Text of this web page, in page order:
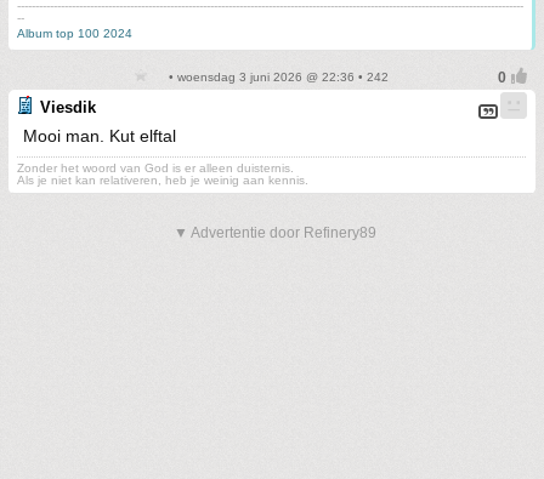
-------------------------------------------------------------------------------------------------------------------------------------------
--
Album top 100 2024
• woensdag 3 juni 2026 @ 22:36 • 242
Viesdik
Mooi man. Kut elftal
Zonder het woord van God is er alleen duisternis.
Als je niet kan relativeren, heb je weinig aan kennis.
▼ Advertentie door Refinery89